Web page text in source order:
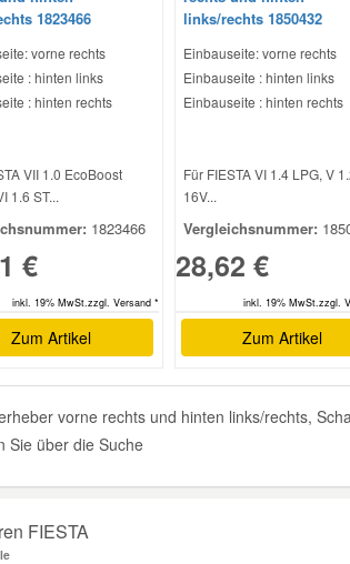
1823466
vorne rechts
: hinten links
: hinten rechts
VII 1.0 EcoBoost
1.6 ST...
1823466
€
inkl. 19% MwSt.zzgl. Versand *
Zum Artikel
links/rechts 1850432
Einbauseite: vorne rechts
Einbauseite : hinten links
Einbauseite : hinten rechts
Für FIESTA VI 1.4 LPG, V
16V...
Vergleichsnummer:
28,62 €
inkl. 19% MwSt.zzgl.
Zum Artikel
vorne rechts und hinten links/rechts,
Sie über die Suche
FIESTA